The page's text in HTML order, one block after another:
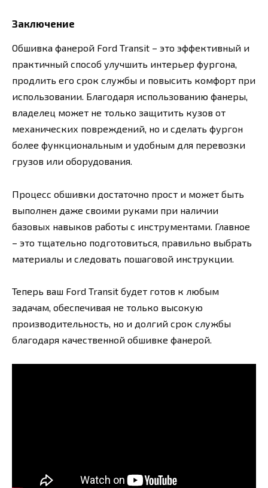
Заключение
Обшивка фанерой Ford Transit – это эффективный и
практичный способ улучшить интерьер фургона,
продлить его срок службы и повысить комфорт при
использовании. Благодаря использованию фанеры,
владелец может не только защитить кузов от
механических повреждений, но и сделать фургон
более функциональным и удобным для перевозки
грузов или оборудования.
Процесс обшивки достаточно прост и может быть
выполнен даже своими руками при наличии
базовых навыков работы с инструментами. Главное
– это тщательно подготовиться, правильно выбрать
материалы и следовать пошаговой инструкции.
Теперь ваш Ford Transit будет готов к любым
задачам, обеспечивая не только высокую
производительность, но и долгий срок службы
благодаря качественной обшивке фанерой.